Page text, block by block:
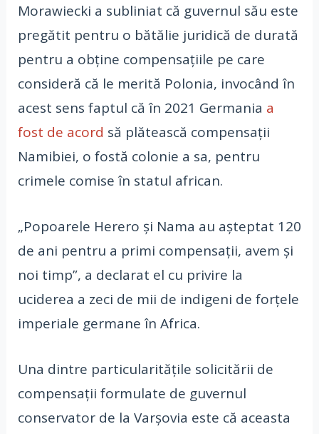
Morawiecki a subliniat că guvernul său este
pregătit pentru o bătălie juridică de durată
pentru a obține compensațiile pe care
consideră că le merită Polonia, invocând în
acest sens faptul că în 2021 Germania a
fost de acord să plătească compensații
Namibiei, o fostă colonie a sa, pentru
crimele comise în statul african.
„Popoarele Herero și Nama au așteptat 120
de ani pentru a primi compensații, avem și
noi timp”, a declarat el cu privire la
uciderea a zeci de mii de indigeni de forțele
imperiale germane în Africa.
Una dintre particularitățile solicitării de
compensații formulate de guvernul
conservator de la Varșovia este că aceasta